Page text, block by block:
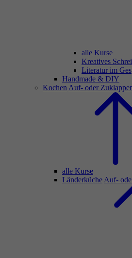
alle Kurse
Kreatives
Literatur im
Handmade & DIY
Kochen Auf- oder
alle Kurse
Länderküche Auf-